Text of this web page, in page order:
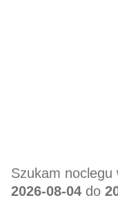
Szukam noclegu
2026-08-04 do